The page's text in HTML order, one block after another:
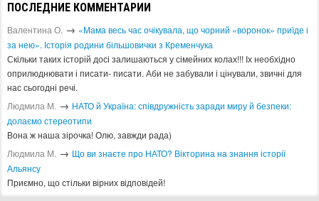
ПОСЛЕДНИЕ КОММЕНТАРИИ
Валентина О. → «Мама весь час очікувала, що чорний «воронок» приїде і
за нею». Історія родини більшовички з Кременчука
Скільки таких історій досі залишаються у сімейних колах!!! Іх необхідно
оприлюднювати і писати- писати. Аби не забували і цінували, звичні для
нас сьогодні речі.
Людмила М. → ​НАТО й Україна: співдружність заради миру й безпеки:
долаємо стереотипи
Вона ж наша зірочка! Олю, завжди рада)
Людмила М. → Що ви знаєте про НАТО? Вікторина на знання історії
Альянсу ​
Приємно, що стільки вірних відповідей!